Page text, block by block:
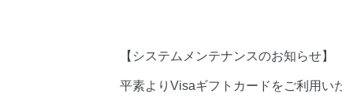
【システムメンテナンスのお知らせ】
平素よりVisaギフトカードをご利用い